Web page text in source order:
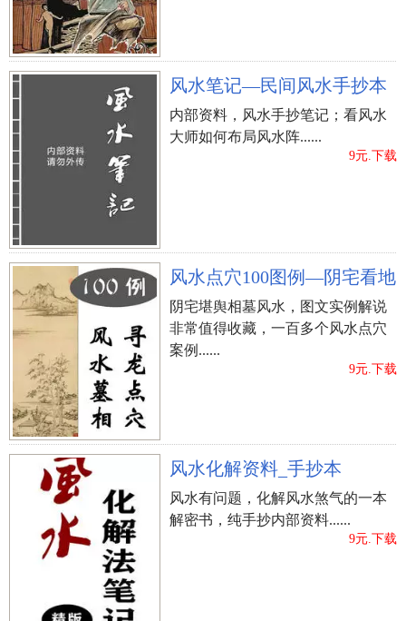
【结语】之上便是“五月初一小暑完婚有哪些叫法？能
够接亲婚娶吗？”的全部內容，期待对你有一定的协
助！
上一篇：2020小暑前一天开张好么,小暑日出时间是几
个方面？
风水笔记—民间风水手抄本
内部资料，风水手抄笔记；看风水
大师如何布局风水阵......
9元.下载
风水点穴100图例—阴宅看地
阴宅堪舆相墓风水，图文实例解说
非常值得收藏，一百多个风水点穴
案例......
9元.下载
风水化解资料_手抄本
风水有问题，化解风水煞气的一本
解密书，纯手抄内部资料......
9元.下载